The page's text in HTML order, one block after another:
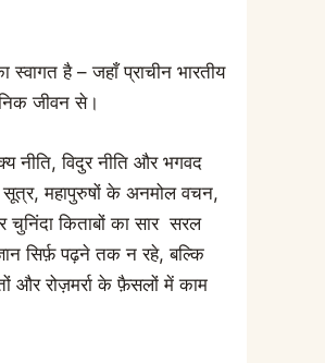
स्वागत है – जहाँ प्राचीन भारतीय
जीवन से।
नीति, विदुर नीति और भगवद
सूत्र, महापुरुषों के अनमोल वचन,
चुनिंदा किताबों का सार सरल
सिर्फ़ पढ़ने तक न रहे, बल्कि
और रोज़मर्रा के फ़ैसलों में काम